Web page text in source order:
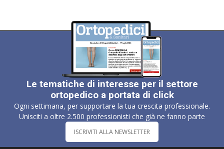
Le tematiche di interesse per il settore
ortopedico a portata di click
Ogni settimana, per supportare la tua crescita professionale.
Unisciti a oltre 2.500 professionisti che già ne fanno parte
ISCRIVITI ALLA NEWSLETTER